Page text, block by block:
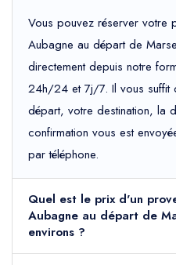
Vous pouvez réserver votre
Aubagne au départ de
directement depuis notre
24h/24 et 7j/7. Il vous suffit
départ, votre destination, la
confirmation vous est
par téléphone.
Quel est le prix d'un
Aubagne au départ de
environs ?